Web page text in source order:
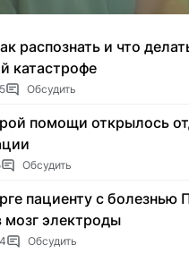
распознать и что
катастрофе
Обсудить
помощи открылось
Обсудить
пациенту с болезнью
электроды
Обсудить